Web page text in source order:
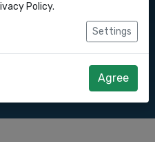
Angebot anfordern
Policy.
Settings
Agree